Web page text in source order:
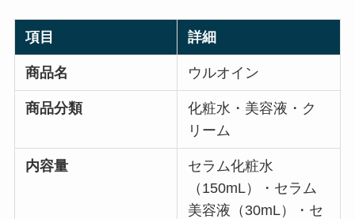
項目 詳細
商品名 ウルオイン
商品分類
化粧水・美容液・ク
リーム
内容量
セラム化粧水
（150mL）・セラム
美容液（30mL）・セ